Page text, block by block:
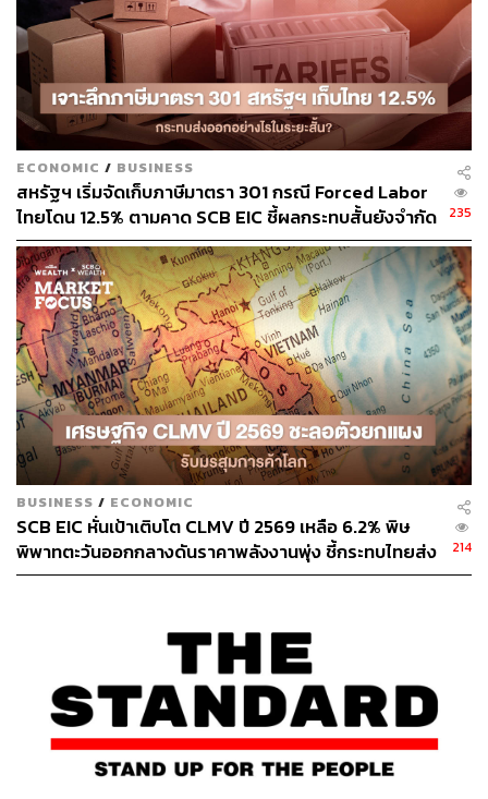
InnovestX Research ประเมินในเบื้องต้นว่า HANA จะ
รายงานกำไรปกติ 1Q67 ที่อ่อนแอประมาณ 310 ล้านบาท
(เพิ่มขึ้น 4.40%QoQ และ 11.90%YoY) แม้การอ่อนค่าของ
เงินบาทเมื่อเทียบกับดอลลาร์สหรัฐที่ 5.70% ใน 1Q67 จะส่ง
ผลดีต่ออัตรากำไรขั้นต้น แต่ธุรกิจ IC ยังอ่อนแอและเป็นช่วง
โลว์ซีซันของกลุ่มผลิตภัณฑ์อื่นๆ
ขณะที่คาดว่ากำไรปกติ 2Q67 จะปรับตัวดีขึ้น โดยได้รับการ
สนับสนุนจากวงจรการเปลี่ยนสมาร์ทโฟน AI ทดแทนสมาร์ท
โฟนเครื่องเก่า ซึ่งจะช่วยกระตุ้นให้ความต้องการสมาร์ทโฟน
ปรับตัวเพิ่มขึ้น และคาดว่ากำไรจะเติบโตต่อเนื่องใน 2H67
โดยได้รับการสนับสนุนจากช่วงไฮซีซันของธุรกิจ การติดตั้ง
กำลังการผลิต Silicon Carbide เพิ่มเติม ประกอบกับ
พัฒนาการเชิงบวกในธุรกิจ RFID นอกจากนี้ HANA ยังมีนโย
บายลดจำนวนพนักงานและบริหารจัดการต้นทุนให้มี
ประสิทธิภาพมากขึ้นด้วย
กลยุทธ์การลงทุนและคำแนะนำ
ยังคงคำแนะนำ Outperform สำหรับ HANA โดยให้ราคาเป้า
ลง 25.80%YTD สะท้อนประเด็นลบไปเรียบร้อยแล้ว ในขณะ
ที่คาดว่าจะเห็นพัฒนาการเชิงบวกในธุรกิจ RFID ปัจจุบันหุ้น
HANA ซื้อขายที่ระดับ -0.50 SD ของ P/E Mean
ปัจจัยเสี่ยงสำคัญที่ต้องติดตามคือ การเปลี่ยนแปลงในกำลัง
ซื้อ และความผันผวนของอัตราแลกเปลี่ยน ความเสี่ยง ESG
ECONOMIC / BUSINESS
สหรัฐฯ เริ่มจัดเก็บภาษีมาตรา 301 กรณี Forced Labor
ไทยโดน 12.5% ตามคาด SCB EIC ชี้ผลกระทบสั้นยังจำกัด
แม้ส่งออก มิ.ย. โตแรง 20.8% แต่นำเข้าพุ่งดันดุลการค้า
ขาดดุลหนัก
235
BUSINESS / ECONOMIC
SCB EIC หั่นเป้าเติบโต CLMV ปี 2569 เหลือ 6.2% พิษ
พิพาทตะวันออกกลางดันราคาพลังงานพุ่ง ชี้กระทบไทยส่ง
ออกโตแผ่ว-ยอดเกินดุลการค้าลดลง
214